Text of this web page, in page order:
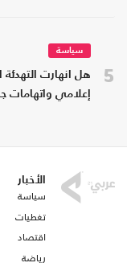
5
سياسة
هل انهارت التهدئة
إعلامي واتهامات
الأخبار
سياسة
تغطيات
اقتصاد
رياضة